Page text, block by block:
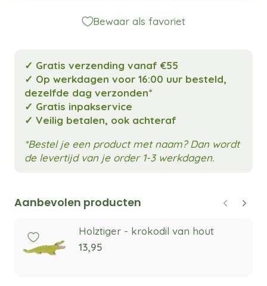
Bewaar als favoriet
✓ Gratis verzending vanaf €55
✓ Op werkdagen voor 16:00 uur besteld,
dezelfde dag verzonden*
✓ Gratis inpakservice
✓ Veilig betalen, ook achteraf
*Bestel je een product met naam? Dan wordt
de levertijd van je order 1-3 werkdagen.
Aanbevolen producten
Holztiger - krokodil van hout
13,95